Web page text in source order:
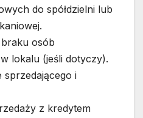
do spółdzielni lub
osób
lokalu (jeśli dotyczy).
sprzedającego i
z kredytem